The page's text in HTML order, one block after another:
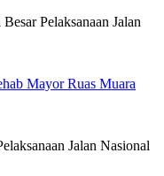
Pelaksanaan Jalan
Mayor Ruas Muara
Jalan Nasional